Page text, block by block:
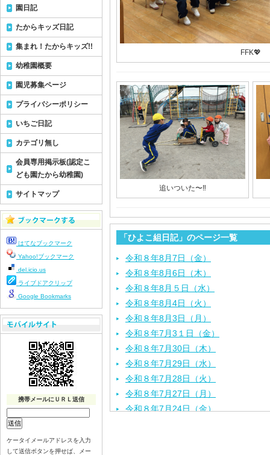
FFK💖
追いついた〜‼️
「ひよこ組日記」のページ一覧
令和８年8月7日（金）
令和８年8月6日（木）
令和８年8月５日（水）
令和８年8月4日（火）
令和８年8月3日（月）
令和８年7月3１日（金）
令和８年7月30日（木）
令和８年7月29日（水）
令和８年7月28日（火）
令和８年7月27日（月）
令和８年7月24日（金）
園日記
たからキッズ日記
集まれ！たからキッズ!!
幼稚園概要
園児募集ページ
プライバシーポリシー
いちご日記
カテゴリ無し
会員専用掲示板(認定こ
ども園たから幼稚園)
サイトマップ
はてなブックマーク
Yahoo!ブックマーク
del.icio.us
ライブドアクリップ
Google Bookmarks
携帯メールにＵＲＬ送信
ケータイメールアドレスを入力
して送信ボタンを押せば、メー